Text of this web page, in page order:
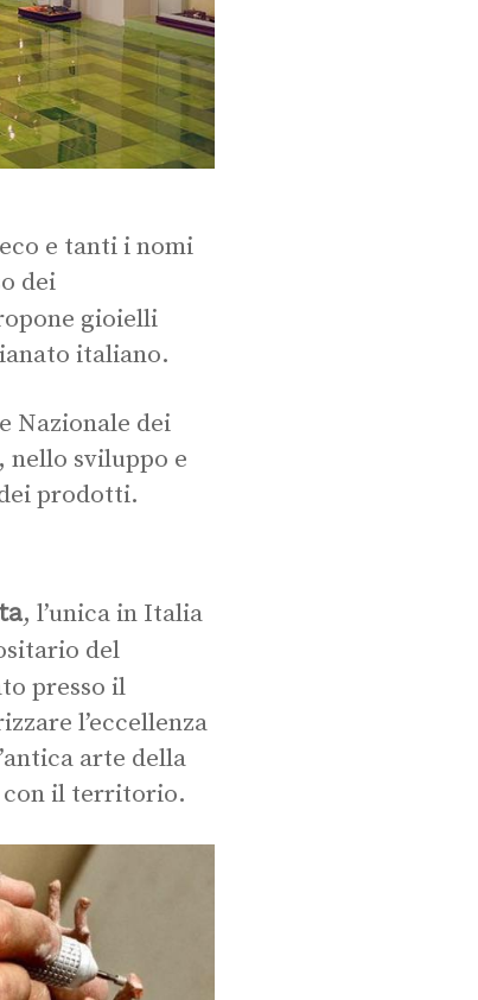
e tanti i nomi
dei
gioielli
italiano.
Nazionale dei
sviluppo e
prodotti.
, l’unica in Italia
del
presso il
l’eccellenza
arte della
con il territorio.